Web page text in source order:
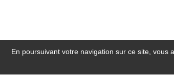
En poursuivant votre navigation sur ce site, vous